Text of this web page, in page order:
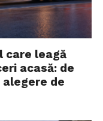
care leagă
acasă: de
alegere de